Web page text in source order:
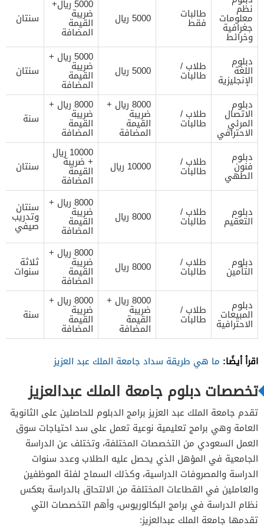
نظم
معلومات
جغرافية
وخرائط
طالبات
فقط 5000 ريال
5000 ريال+
ضريبة
القيمة
المضافة
سنتان
دبلوم
اللغة
الإنجليزية
طلاب /
طالبات 5000 ريال
5000 ريال +
ضريبة
القيمة
المضافة
سنتان
دبلوم
الاتصال
المرئي
الاحترافي
طلاب /
طالبات
8000 ريال +
ضريبة
القيمة
المضافة
8000 ريال +
ضريبة
القيمة
المضافة
سنة
دبلوم
فنون
الطهي
طلاب /
طالبات 10000 ريال
10000 ريال
+ ضريبة
القيمة
المضافة
سنتان
دبلوم
التعقيم
طلاب /
طالبات 8000 ريال
8000 ريال +
ضريبة
القيمة
المضافة
سنتان
وتدريب
صيفي
دبلوم
التأمين
طلاب /
طالبات 8000 ريال
8000 ريال +
ضريبة
القيمة
المضافة
ثلاثة
سنوات
دبلوم
المبيعات
الاحترافية
طلاب /
طالبات
8000 ريال +
ضريبة
القيمة
المضافة
8000 ريال +
ضريبة
القيمة
المضافة
سنة
اقرأ أيضًا: ما هي طريقة سداد جامعة الملك عبد العزيز
تخصصات دبلوم جامعة الملك عبدالعزيز
تقدم جامعة الملك عبد العزيز برامج الدبلوم للحاصلين على الثانوية
العامة وهي برامج تعليمية نوعية تعمل على سد احتياجات سوق
العمل السعودي من التخصصات المختلفة، وتختلف عن الدراسة
الجامعية في المؤهل الذي يحصل عليه الطلاب وعدد سنوات
الدراسة والمصروفات الدراسية، وكذلك السماح لفئة الموظفين
والعاملين في القطاعات المختلفة من الالتحاق بالدراسة بعكس
نظام الدراسة في برامج البكالوريوس، وأهم التخصصات التي
تقدمها جامعة الملك عبدالعزيز: